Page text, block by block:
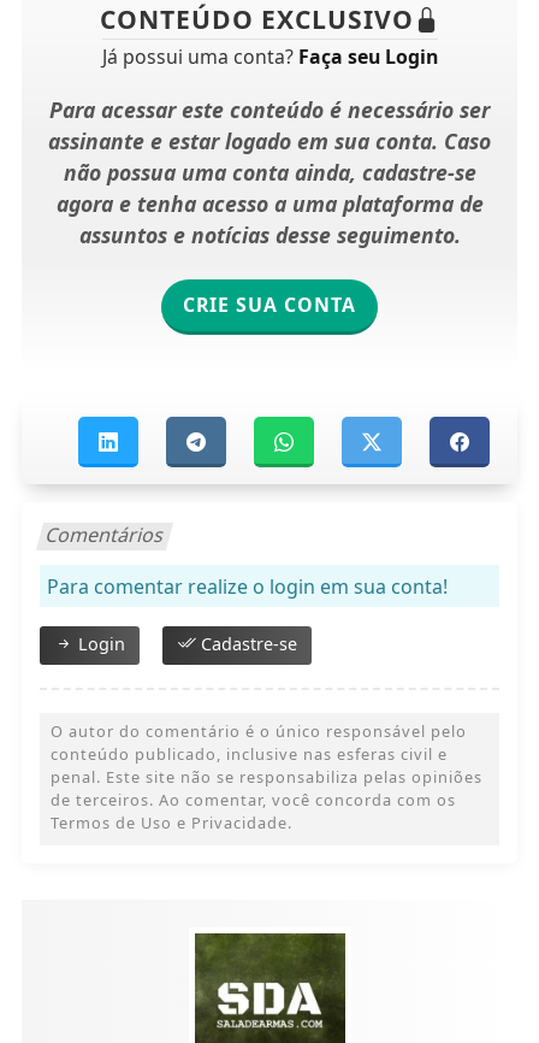
CONTEÚDO EXCLUSIVO
Já possui uma conta? Faça seu Login
Para acessar este conteúdo é necessário ser
assinante e estar logado em sua conta. Caso
não possua uma conta ainda, cadastre-se
agora e tenha acesso a uma plataforma de
assuntos e notícias desse seguimento.
CRIE SUA CONTA
Comentários
Para comentar realize o login em sua conta!
Login Cadastre-se
O autor do comentário é o único responsável pelo
conteúdo publicado, inclusive nas esferas civil e
penal. Este site não se responsabiliza pelas opiniões
de terceiros. Ao comentar, você concorda com os
Termos de Uso e Privacidade.